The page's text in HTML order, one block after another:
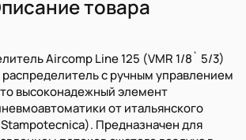
товара
Aircomp Line 125 (VMR 1/8` 5/3)
с ручным управлением
высоконадежный элемент
от итальянского
Предназначен для